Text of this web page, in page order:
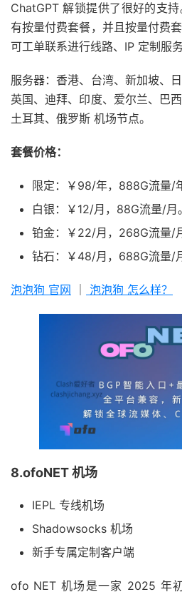
ChatGPT 解锁提供了很好的支
有按量付费套餐，并且按量付费
可工单联系进行线路、IP 定制服务
服务器：香港、台湾、新加坡、
英国、迪拜、印度、爱尔兰、巴
土耳其、俄罗斯 机场节点。
套餐价格：
限定：￥98/年，888G流量/
白银：￥12/月，88G流量/月。
铂金：￥22/月，268G流量/
钻石：￥48/月，688G流量/
泡泡狗 官网 泡泡狗 怎么样？
8.ofoNET 机场
IEPL 专线机场
Shadowsocks 机场
新手专属定制客户端
ofo NET 机场是一家 2025 年